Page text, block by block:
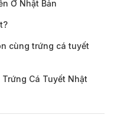
Ở Nhật Bản
cùng trứng cá tuyết
Trứng Cá Tuyết Nhật